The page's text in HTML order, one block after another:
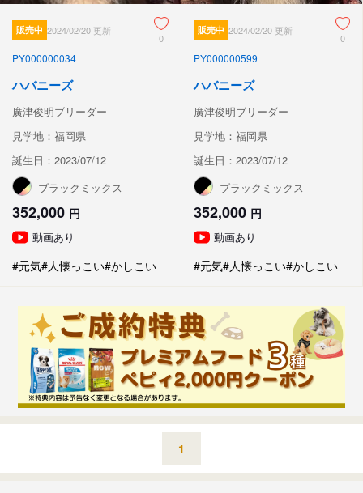
販売中 2024/02/20 更新
0
PY000000034
ハバニーズ
廣津俊明ブリーダー
見学地：福岡県
誕生日：2023/07/12
ブラックミックス
352,000 円
動画あり
#元気#人懐っこい#かしこい
販売中 2024/02/20 更新
0
PY000000599
ハバニーズ
廣津俊明ブリーダー
見学地：福岡県
誕生日：2023/07/12
ブラックミックス
352,000 円
動画あり
#元気#人懐っこい#かしこい
1